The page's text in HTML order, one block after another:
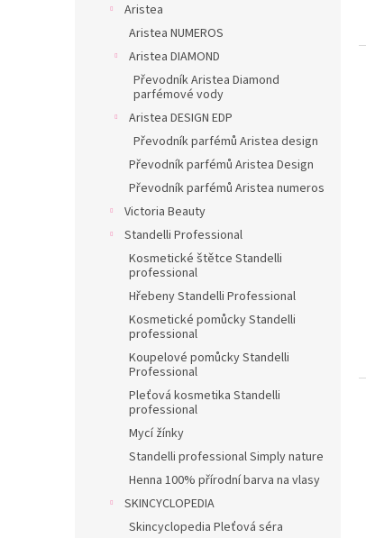
Aristea
Aristea NUMEROS
Aristea DIAMOND
Převodník Aristea Diamond
parfémové vody
Aristea DESIGN EDP
Převodník parfémů Aristea design
Převodník parfémů Aristea Design
Převodník parfémů Aristea numeros
Victoria Beauty
Standelli Professional
Kosmetické štětce Standelli
professional
Hřebeny Standelli Professional
Kosmetické pomůcky Standelli
professional
Koupelové pomůcky Standelli
Professional
Pleťová kosmetika Standelli
professional
Mycí žínky
Standelli professional Simply nature
Henna 100% přírodní barva na vlasy
SKINCYCLOPEDIA
Skincyclopedia Pleťová séra